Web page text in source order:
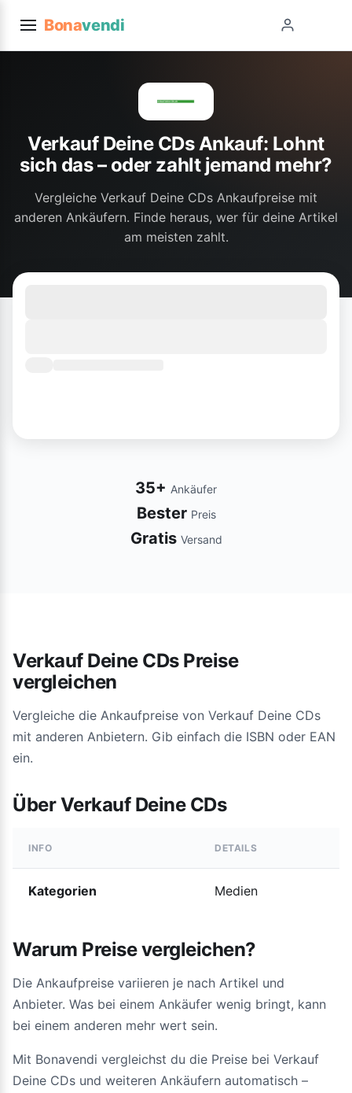
Bonavendi
Verkauf Deine CDs Ankauf: Lohnt
sich das – oder zahlt jemand mehr?
Vergleiche Verkauf Deine CDs Ankaufpreise mit
anderen Ankäufern. Finde heraus, wer für deine Artikel
am meisten zahlt.
35+ Ankäufer
Bester Preis
Gratis Versand
Verkauf Deine CDs Preise
vergleichen
Vergleiche die Ankaufpreise von Verkauf Deine CDs
mit anderen Anbietern. Gib einfach die ISBN oder EAN
ein.
Über Verkauf Deine CDs
INFO DETAILS
Kategorien Medien
Warum Preise vergleichen?
Die Ankaufpreise variieren je nach Artikel und
Anbieter. Was bei einem Ankäufer wenig bringt, kann
bei einem anderen mehr wert sein.
Mit Bonavendi vergleichst du die Preise bei Verkauf
Deine CDs und weiteren Ankäufern automatisch –